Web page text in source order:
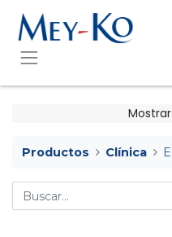
Productos Clínica